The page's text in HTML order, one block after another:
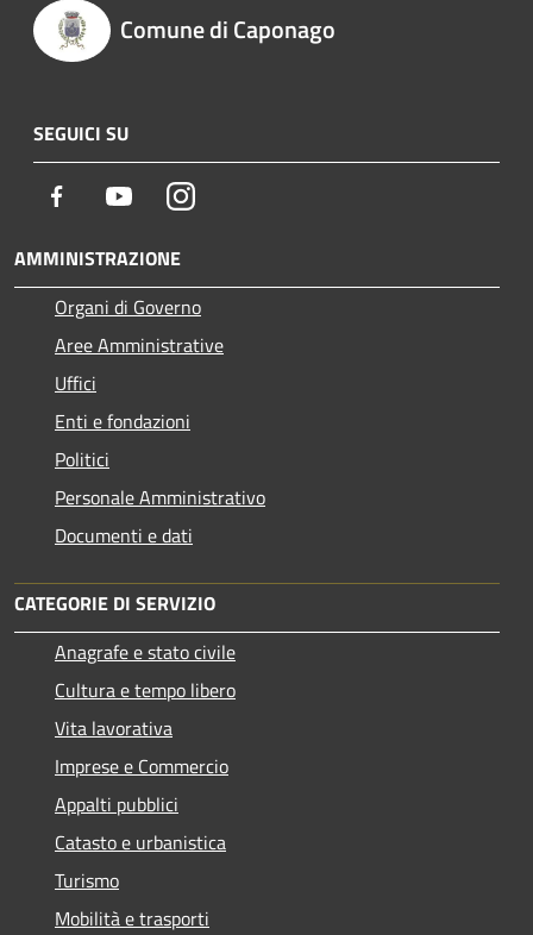
Comune di Caponago
SEGUICI SU
Facebook YoutubeInstagram
AMMINISTRAZIONE
Organi di Governo
Aree Amministrative
Uffici
Enti e fondazioni
Politici
Personale Amministrativo
Documenti e dati
CATEGORIE DI SERVIZIO
Anagrafe e stato civile
Cultura e tempo libero
Vita lavorativa
Imprese e Commercio
Appalti pubblici
Catasto e urbanistica
Turismo
Mobilità e trasporti